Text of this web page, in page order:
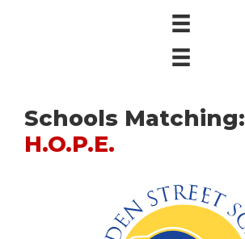
Schools Matching:
H.O.P.E.